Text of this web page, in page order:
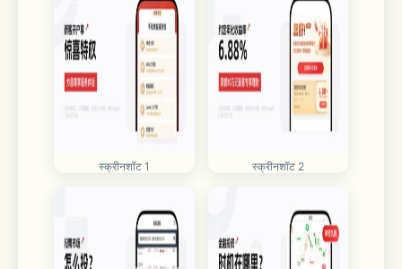
स्क्रीनशॉट 1 स्क्रीनशॉट 2